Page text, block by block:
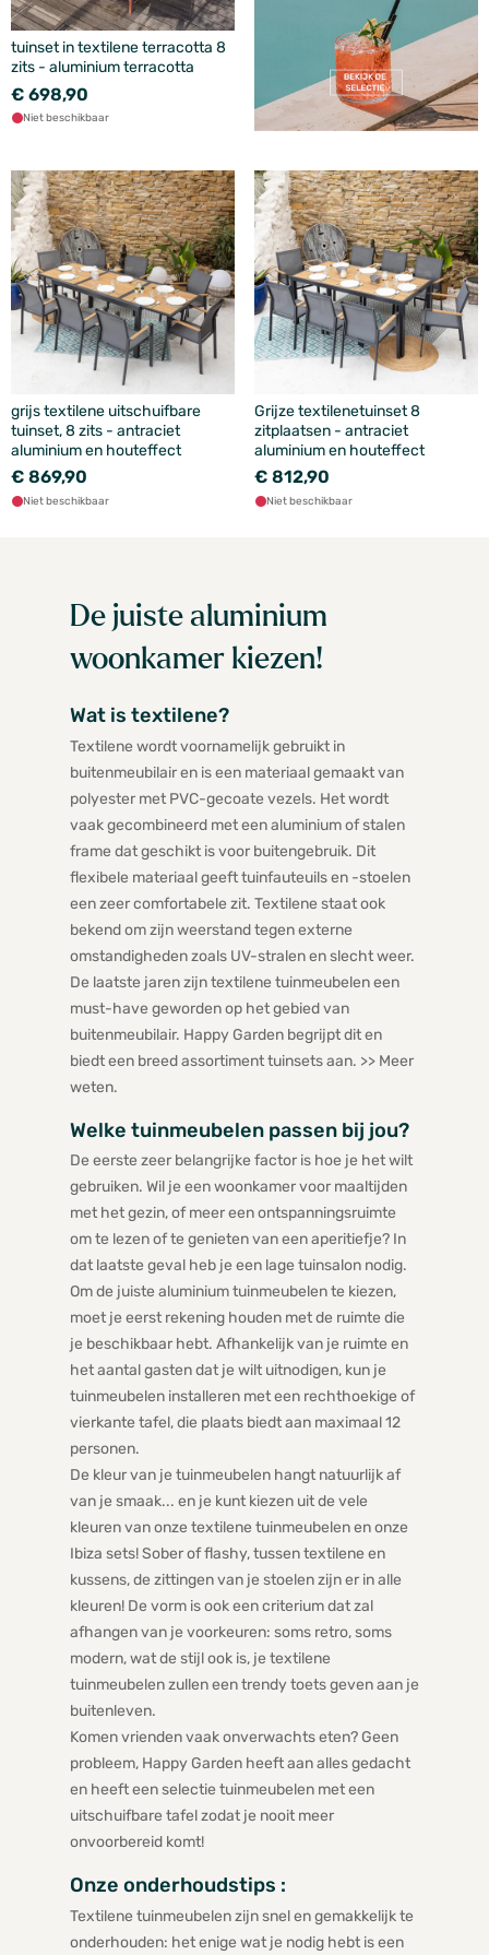
tuinset in textilene terracotta 8
zits - aluminium terracotta
€ 698,90
Niet beschikbaar
grijs textilene uitschuifbare
tuinset, 8 zits - antraciet
aluminium en houteffect
€ 869,90
Niet beschikbaar
Grijze textilenetuinset 8
zitplaatsen - antraciet
aluminium en houteffect
€ 812,90
Niet beschikbaar
De juiste aluminium
woonkamer kiezen!
Wat is textilene?
Textilene wordt voornamelijk gebruikt in
buitenmeubilair en is een materiaal gemaakt van
polyester met PVC-gecoate vezels. Het wordt
vaak gecombineerd met een aluminium of stalen
frame dat geschikt is voor buitengebruik. Dit
flexibele materiaal geeft tuinfauteuils en -stoelen
een zeer comfortabele zit. Textilene staat ook
bekend om zijn weerstand tegen externe
omstandigheden zoals UV-stralen en slecht weer.
De laatste jaren zijn textilene tuinmeubelen een
must-have geworden op het gebied van
buitenmeubilair. Happy Garden begrijpt dit en
biedt een breed assortiment tuinsets aan. >> Meer
weten.
Welke tuinmeubelen passen bij jou?
De eerste zeer belangrijke factor is hoe je het wilt
gebruiken. Wil je een woonkamer voor maaltijden
met het gezin, of meer een ontspanningsruimte
om te lezen of te genieten van een aperitiefje? In
dat laatste geval heb je een lage tuinsalon nodig.
Om de juiste aluminium tuinmeubelen te kiezen,
moet je eerst rekening houden met de ruimte die
je beschikbaar hebt. Afhankelijk van je ruimte en
het aantal gasten dat je wilt uitnodigen, kun je
tuinmeubelen installeren met een rechthoekige of
vierkante tafel, die plaats biedt aan maximaal 12
personen.
De kleur van je tuinmeubelen hangt natuurlijk af
van je smaak... en je kunt kiezen uit de vele
kleuren van onze textilene tuinmeubelen en onze
Ibiza sets! Sober of flashy, tussen textilene en
kussens, de zittingen van je stoelen zijn er in alle
kleuren! De vorm is ook een criterium dat zal
afhangen van je voorkeuren: soms retro, soms
modern, wat de stijl ook is, je textilene
tuinmeubelen zullen een trendy toets geven aan je
buitenleven.
Komen vrienden vaak onverwachts eten? Geen
probleem, Happy Garden heeft aan alles gedacht
en heeft een selectie tuinmeubelen met een
uitschuifbare tafel zodat je nooit meer
onvoorbereid komt!
Onze onderhoudstips :
Textilene tuinmeubelen zijn snel en gemakkelijk te
onderhouden: het enige wat je nodig hebt is een